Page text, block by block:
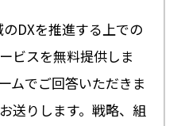
DXを推進する上での
ビスを無料提供しま
ムでご回答いただきま
送りします。戦略、組